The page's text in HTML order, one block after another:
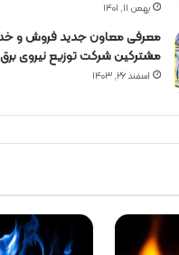
بهمن ۱۱, ۱۴۰۱
معرفی معاون جدید فروش و
مشتركین شركت توزیع نیروی برق
اسفند ۲۶, ۱۴۰۳